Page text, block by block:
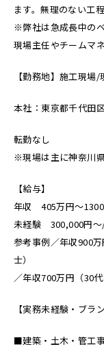
ます。無理のない工
※弊社は急成長中の
現場主任やチームマ
【勤務地】施工現場/
本社：東京都千代田
転勤なし
※現場は主に神奈川
【給与】
年収 405万円～
未経験 300,000円～
参考事例／年収900
士）
／年収700万円（30
【実務未経験・ブラ
■建築・土木・管工